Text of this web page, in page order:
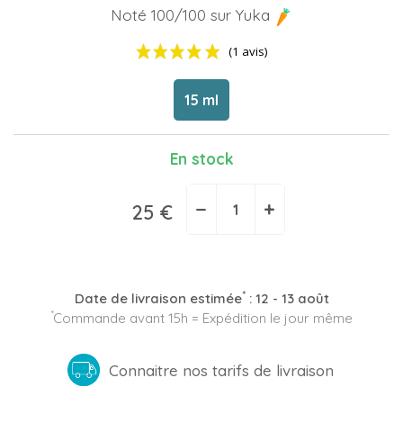
Noté 100/100 sur Yuka
15 ml
En stock
25 € − +
Date de livraison estimée*: 12 - 13 août
*Commande avant 15h = Expédition le jour même
Connaitre nos tarifs de livraison